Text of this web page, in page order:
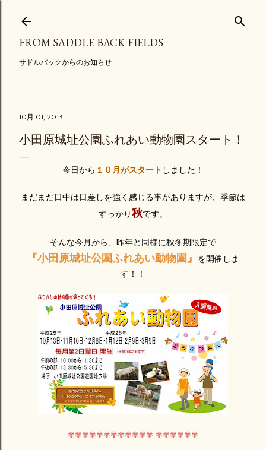
スキップしてメイン コンテンツに移動
FROM SADDLE BACK FIELDS
サドルバックからのお知らせ
10月 01, 2013
小田原城址公園ふれあい動物園スタート！
今日から １０月がスタート しました！
まだまだ日中は日差しを強く感じる事がありますが、 季節は
すっかり秋です。
そんな今月から、 昨年と同様に秋冬期限定で
『小田原城址公園ふれあい動物園』 を開催しま
す！！
✾✾✾✾✾✾✾✾✾✾✾✾ ✾✾✾✾✾✾